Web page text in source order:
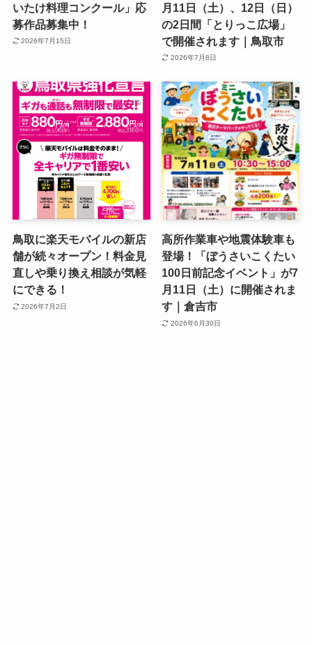
いたけ料理コンクール」応
募作品募集中！
2026年7月15日
月11日（土）、12日（日）
の2日間「とりっこ広場」
で開催されます｜鳥取市
2026年7月8日
鳥取に楽天モバイルの新店
舗が続々オープン！料金見
直しや乗り換え相談が気軽
にできる！
2026年7月2日
高所作業車や地震体験車も
登場！「ぼうさいこくたい
100日前記念イベント」が7
月11日（土）に開催されま
す｜倉吉市
2026年6月30日